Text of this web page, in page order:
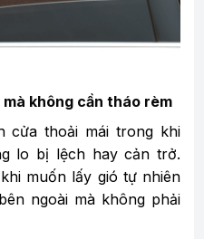
không cần tháo rèm
cửa thoải mái trong khi
lo bị lệch hay cản trở.
muốn lấy gió tự nhiên
ngoài mà không phải